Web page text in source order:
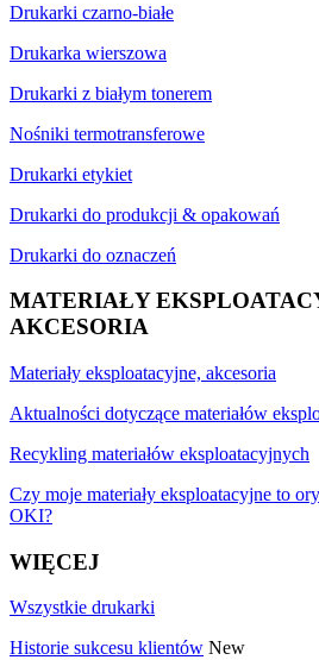
Drukarki czarno-białe
Drukarka wierszowa
Drukarki z białym tonerem
Nośniki termotransferowe
Drukarki etykiet
Drukarki do produkcji & opakowań
Drukarki do oznaczeń
MATERIAŁY
AKCESORIA
Materiały eksploatacyjne, akcesoria
Aktualności dotyczące materiałów
Recykling materiałów eksploatacyjnych
Czy moje materiały eksploatacyjne to
OKI?
WIĘCEJ
Wszystkie drukarki
Historie sukcesu klientów New